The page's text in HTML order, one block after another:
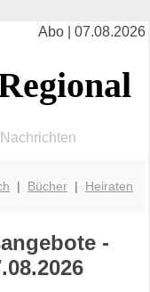
Abo | 07.08.2026
| Bücher | Heiraten
-